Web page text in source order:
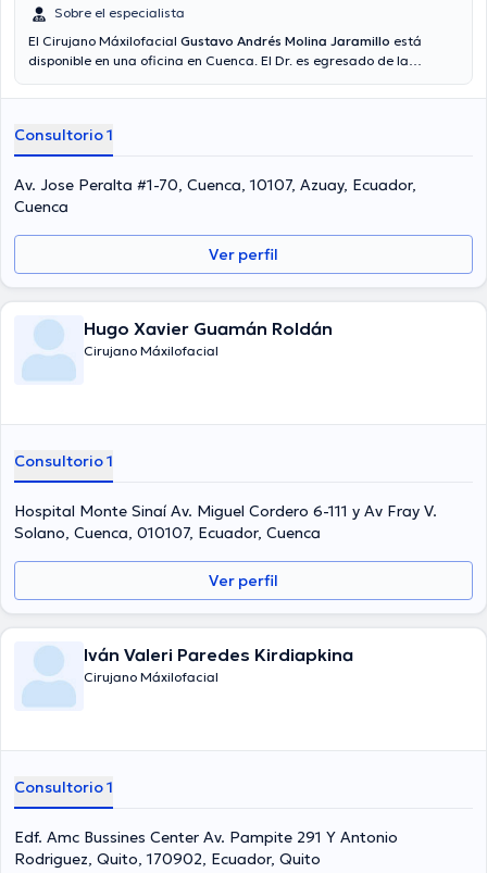
Sobre el especialista
El Cirujano Máxilofacial Gustavo Andrés Molina Jaramillo está
disponible en una oficina en Cuenca. El Dr. es egresado de la
conocimientos en su área de especialidad. El médico cuenta con
Del mismo modo, él se ha desempeñado como miembro de diversas
asociaciones médicas. Gustavo Andrés Molina Jaramillo ha
intervenido en múltiples conferencias con miras a tener una
formación continua en su ámbito de especialización y ha anunciado
importantes artículos. Cabe mencionar que, el Dr. puede hablar en
Español.
Consultorio 1
Av. Jose Peralta #1-70, Cuenca, 10107, Azuay, Ecuador,
Cuenca
Ver perfil
Hugo Xavier Guamán Roldán
Cirujano Máxilofacial
Consultorio 1
Hospital Monte Sinaí Av. Miguel Cordero 6-111 y Av Fray V.
Solano, Cuenca, 010107, Ecuador, Cuenca
Ver perfil
Iván Valeri Paredes Kirdiapkina
Cirujano Máxilofacial
Consultorio 1
Edf. Amc Bussines Center Av. Pampite 291 Y Antonio
Rodriguez, Quito, 170902, Ecuador, Quito